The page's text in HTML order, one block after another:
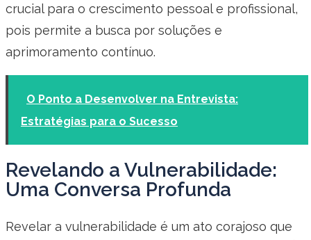
crucial para o crescimento pessoal e profissional,
pois permite a busca por soluções e
aprimoramento contínuo.
O Ponto a Desenvolver na Entrevista:
Estratégias para o Sucesso
Revelando a Vulnerabilidade:
Uma Conversa Profunda
Revelar a vulnerabilidade é um ato corajoso que